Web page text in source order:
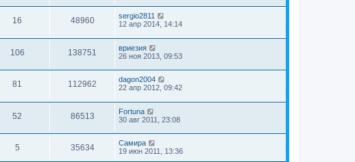
16 48960
sergio2811
12 апр 2014, 14:14
106 138751
вриезия
26 ноя 2013, 09:53
81 112962
dagon2004
22 апр 2012, 09:42
52 86513
Fortuna
30 авг 2011, 23:08
5 35634
Самира
19 июн 2011, 13:36